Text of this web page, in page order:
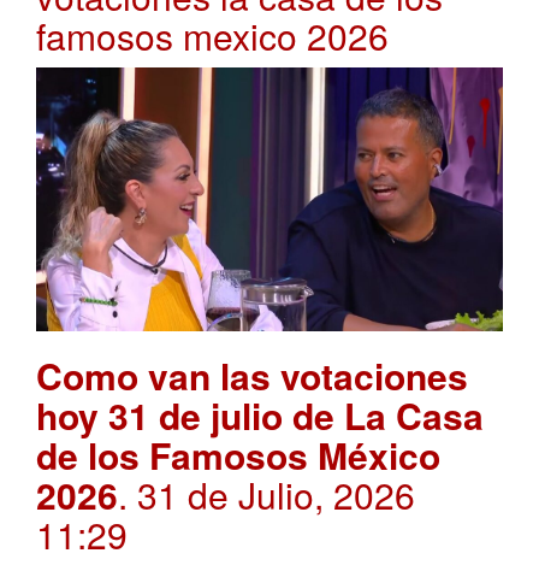
famosos mexico 2026
Como van las votaciones
hoy 31 de julio de La Casa
de los Famosos México
2026. 31 de Julio, 2026
11:29